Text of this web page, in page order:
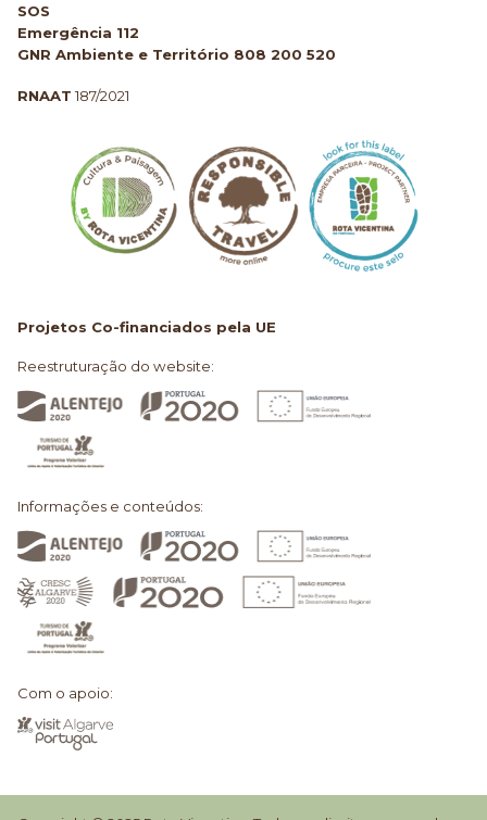
SOS
Emergência 112
GNR Ambiente e Território 808 200 520
RNAAT 187/2021
Projetos Co-financiados pela UE
Reestruturação do website:
Informações e conteúdos:
Com o apoio: